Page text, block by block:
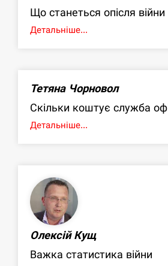
Що станеться опісля війни
Детальніше...
Тетяна Чорновол
Скільки коштує служба
Детальніше...
Олексій Кущ
Важка статистика війни